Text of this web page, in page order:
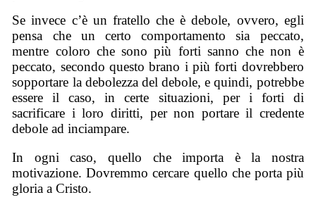
Se invece c’è un fratello che è debole, ovvero, egli
pensa che un certo comportamento sia peccato,
mentre coloro che sono più forti sanno che non è
peccato, secondo questo brano i più forti dovrebbero
sopportare la debolezza del debole, e quindi, potrebbe
essere il caso, in certe situazioni, per i forti di
sacrificare i loro diritti, per non portare il credente
debole ad inciampare.
In ogni caso, quello che importa è la nostra
motivazione. Dovremmo cercare quello che porta più
gloria a Cristo.